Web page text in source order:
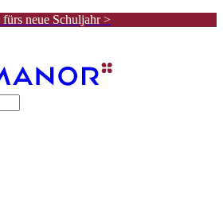
neue Schuljahr >